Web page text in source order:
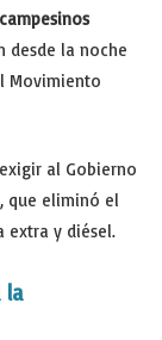
desde la noche
Movimiento
al Gobierno
que eliminó el
extra y diésel.
la